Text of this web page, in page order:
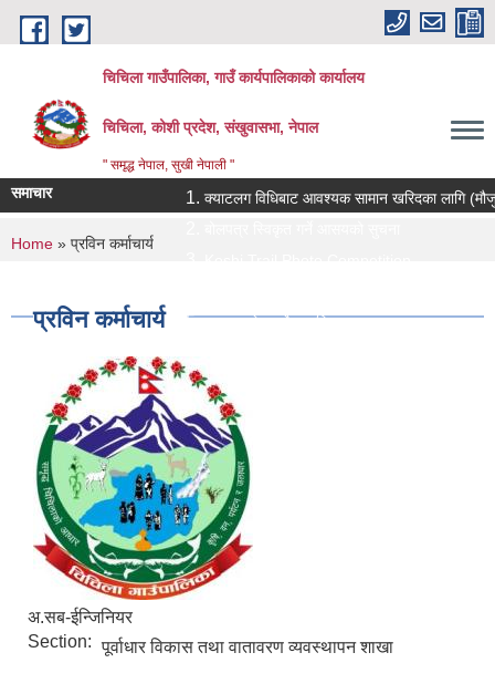
Skip to main content
चिचिला गाउँपालिका, गाउँ कार्यपालिकाको कार्यालय
चिचिला, कोशी प्रदेश, संखुवासभा, नेपाल
" समृद्ध नेपाल, सुखी नेपाली "
समाचार
क्याटलग विधिबाट आवश्यक सामान खरिदका लागि (मौजुदा
प्रस्ताव पेश गर्ने सम्बन्धि सुचना ।।
You are here
Home » प्रविन कर्माचार्य
प्रविन कर्माचार्य
अ.सब-ईन्जिनियर
Section: पूर्वाधार विकास तथा वातावरण व्यवस्थापन शाखा